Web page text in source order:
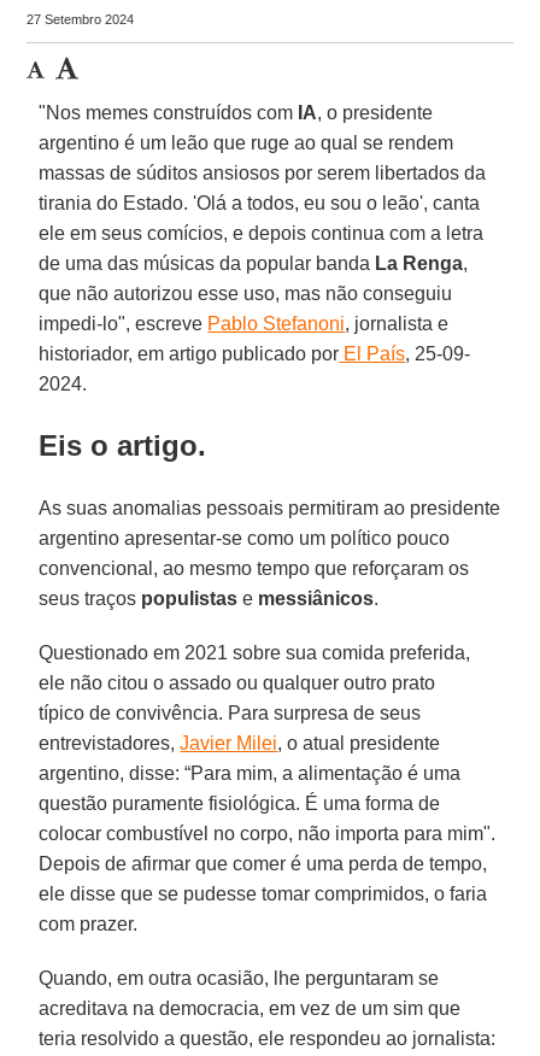
27 Setembro 2024
"Nos memes construídos com IA, o presidente
argentino é um leão que ruge ao qual se rendem
massas de súditos ansiosos por serem libertados da
tirania do Estado. 'Olá a todos, eu sou o leão', canta
ele em seus comícios, e depois continua com a letra
de uma das músicas da popular banda La Renga,
que não autorizou esse uso, mas não conseguiu
impedi-lo", escreve Pablo Stefanoni, jornalista e
historiador, em artigo publicado por El País, 25-09-
2024.
Eis o artigo.
As suas anomalias pessoais permitiram ao presidente
argentino apresentar-se como um político pouco
convencional, ao mesmo tempo que reforçaram os
seus traços populistas e messiânicos.
Questionado em 2021 sobre sua comida preferida,
ele não citou o assado ou qualquer outro prato
típico de convivência. Para surpresa de seus
entrevistadores,Javier Milei, o atual presidente
argentino, disse: “Para mim, a alimentação é uma
questão puramente fisiológica. É uma forma de
colocar combustível no corpo, não importa para mim".
Depois de afirmar que comer é uma perda de tempo,
ele disse que se pudesse tomar comprimidos, o faria
com prazer.
Quando, em outra ocasião, lhe perguntaram se
acreditava na democracia, em vez de um sim que
teria resolvido a questão, ele respondeu ao jornalista: